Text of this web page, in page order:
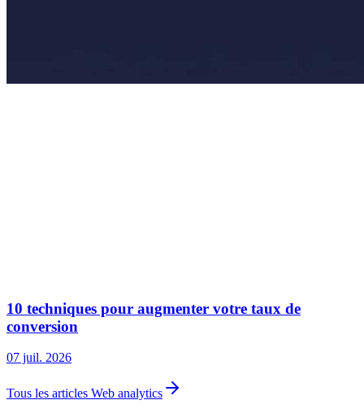
10 techniques pour augmenter votre taux de
conversion
07 juil. 2026
Tous les articles Web analytics